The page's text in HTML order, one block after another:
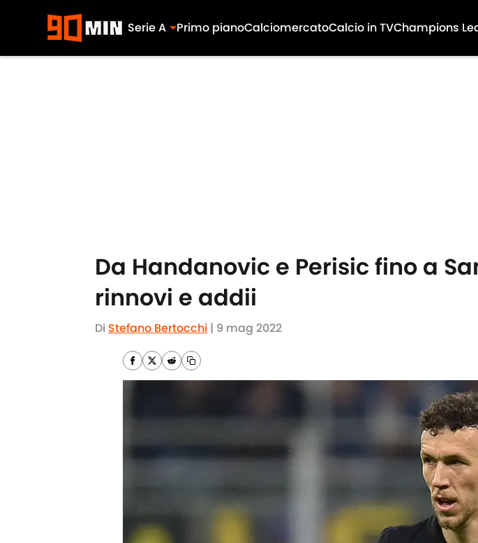
Serie A Primo pianoCalciomercatoCalcio in TVChampions
Da Handanovic e Perisic fino a
rinnovi e addii
Di Stefano Bertocchi | 9 mag 2022